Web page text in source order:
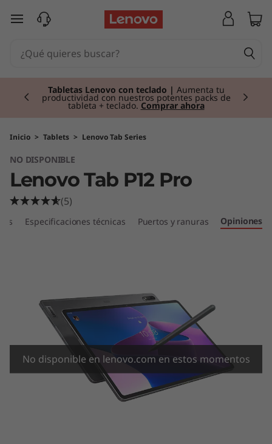
o
T
a
b
o
Ir al contenido principal
Tabletas Lenovo con teclado | Aumenta tu
productividad con nuestros potentes packs de
tableta + teclado. Comprar ahora
Currently displaying item 2 of 2
Inicio > Tablets > Lenovo Tab Series
NO DISPONIBLE
Lenovo Tab P12 Pro
(5)
Especificaciones técnicas Puertos y ranuras Opiniones
No disponible en lenovo.com en estos momentos